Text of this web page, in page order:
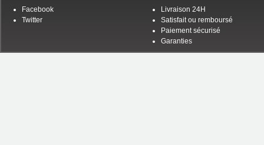
Facebook
Twitter
Livraison 24H
Satisfait ou remboursé
Paiement sécurisé
Garanties